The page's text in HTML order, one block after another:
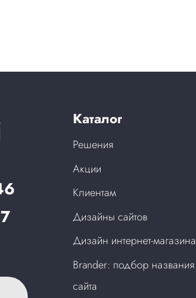
Каталог
Решения
Акции
Клиентам
Дизайны сайтов
Дизайн интернет-магазина
Brander: подбор названия
сайта